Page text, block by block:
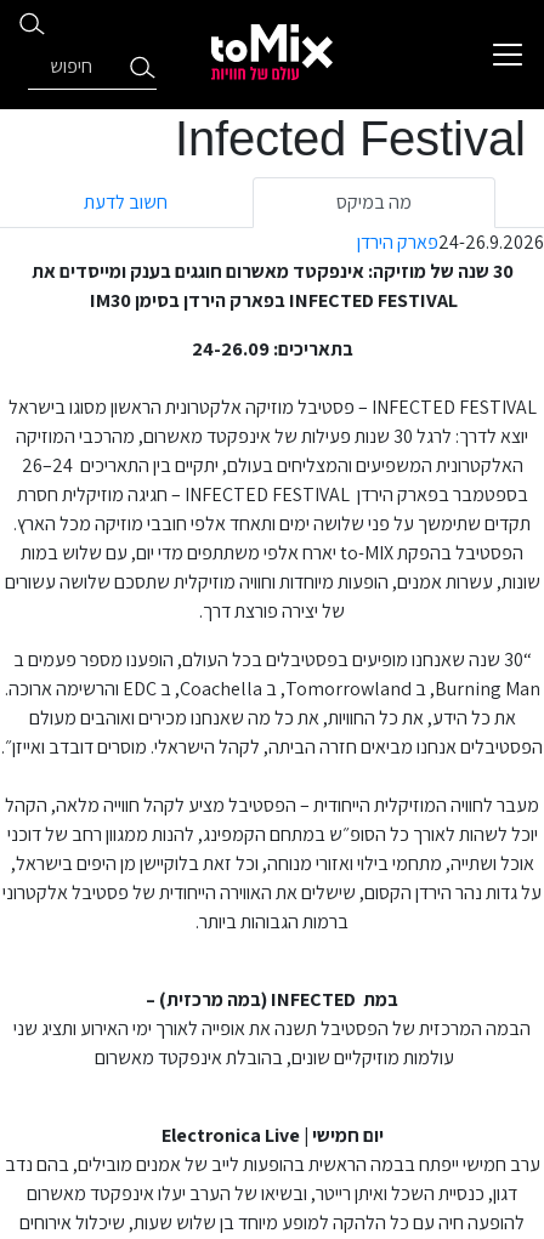
Infected Festival
מה במיקס
חשוב לדעת
24-26.9.2026פארק הירדן
30 שנה של מוזיקה: אינפקטד מאשרום חוגגים בענק ומייסדים את
INFECTED FESTIVAL בפארק הירדן בסימן IM30
בתאריכים: 24-26.09
INFECTED FESTIVAL
–פסטיבל מוזיקה אלקטרונית הראשון מסוגו בישראל
יוצא לדרך: לרגל 30 שנות פעילות של אינפקטד מאשרום, מהרכבי המוזיקה
האלקטרונית המשפיעים והמצליחים בעולם, יתקיים בין התאריכים 24–26
בספטמבר בפארק הירדן INFECTED FESTIVAL – חגיגה מוזיקלית חסרת
תקדים שתימשך על פני שלושה ימים ותאחד אלפי חובבי מוזיקה מכל הארץ.
הפסטיבל בהפקת to-MIX יארח אלפי משתתפים מדי יום, עם שלוש במות
שונות, עשרות אמנים, הופעות מיוחדות וחוויה מוזיקלית שתסכם שלושה עשורים
של יצירה פורצת דרך.
“30 שנה שאנחנו מופיעים בפסטיבלים בכל העולם, הופענו מספר פעמים ב
Burning Man, ב Tomorrowland, ב Coachella, ב EDC והרשימה ארוכה.
את כל הידע, את כל החוויות, את כל מה שאנחנו מכירים ואוהבים מעולם
הפסטיבלים אנחנו מביאים חזרה הביתה, לקהל הישראלי. מוסרים דובדב ואייזן״.
מעבר לחוויה המוזיקלית הייחודית – הפסטיבל מציע לקהל חווייה מלאה, הקהל
יוכל לשהות לאורך כל הסופ״ש במתחם הקמפינג, להנות ממגוון רחב של דוכני
אוכל ושתייה, מתחמי בילוי ואזורי מנוחה, וכל זאת בלוקיישן מן היפים בישראל,
על גדות נהר הירדן הקסום, שישלים את האווירה הייחודית של פסטיבל אלקטרוני
ברמות הגבוהות ביותר.
במת INFECTED(במה מרכזית) –
הבמה המרכזית של הפסטיבל תשנה את אופייה לאורך ימי האירוע ותציג שני
עולמות מוזיקליים שונים, בהובלת אינפקטד מאשרום
יום חמישי | Electronica Live
ערב חמישי ייפתח בבמה הראשית בהופעות לייב של אמנים מובילים, בהם נדב
דגון, כנסיית השכל ואיתן רייטר, ובשיאו של הערב יעלו אינפקטד מאשרום
להופעה חיה עם כל הלהקה למופע מיוחד בן שלוש שעות, שיכלול אירוחים